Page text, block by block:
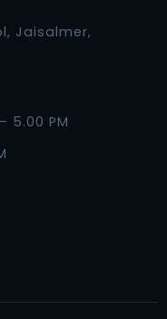
Jaisalmer,
5.00 PM